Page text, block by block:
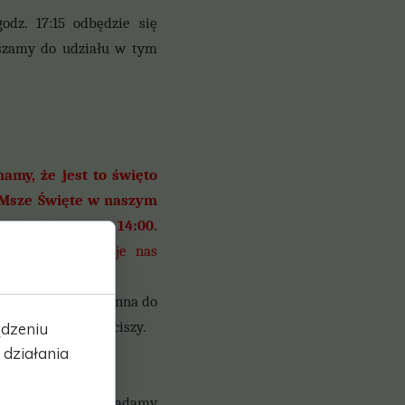
17:15 odbędzie się
do udziału w tym
że jest to święto
Święte w naszym
filiach o godz. 14:00.
nie obowiązuje nas
fatimskim Nowenna do
Sakr. w ciszy.